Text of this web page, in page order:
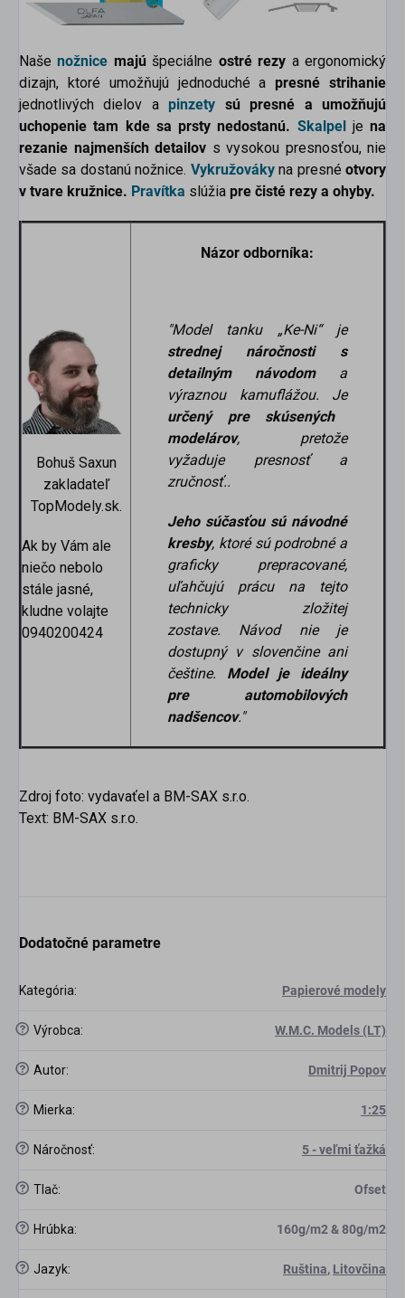
Našenožnice majú špeciálne ostré rezy a ergonomický
dizajn, ktoré umožňujú jednoduché a presné strihanie
jednotlivých dielov a pinzety sú presné a umožňujú
uchopenie tam kde sa prsty nedostanú. Skalpel je na
rezanie najmenších detailov s vysokou presnosťou, nie
všade sa dostanú nožnice. Vykružováky na presnéotvory
v tvare kružnice. Pravítka slúžia pre čisté rezy a ohyby.
Bohuš Saxun
zakladateľ
TopModely.sk.
Ak by Vám ale
niečo nebolo
stále jasné,
kludne volajte
0940200424
Názor odborníka:
"Model tanku „Ke-Ni“ je
strednej náročnosti s
detailným návodom a
výraznou kamuflážou. Je
určený pre skúsených
modelárov, pretože
vyžaduje presnosť a
zručnosť..
Jeho súčasťou sú návodné
kresby, ktoré sú podrobné a
graficky prepracované,
uľahčujú prácu na tejto
technicky zložitej
zostave. Návod nie je
dostupný v slovenčine ani
češtine. Model je ideálny
pre automobilových
nadšencov."
Zdroj foto: vydavaťel a BM-SAX s.r.o.
Text: BM-SAX s.r.o.
Dodatočné parametre
Kategória: Papierové modely
? Výrobca: W.M.C. Models (LT)
? Autor: Dmitrij Popov
? Mierka: 1:25
? Náročnosť: 5 - veľmi ťažká
? Tlač: Ofset
? Hrúbka: 160g/m2 & 80g/m2
? Jazyk: Ruština, Litovčina